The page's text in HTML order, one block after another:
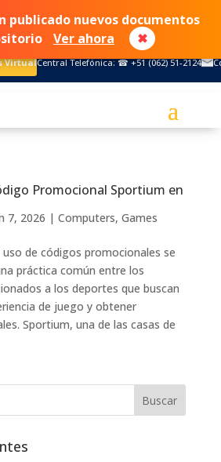
VirtualCentral Telefónica: ☎ +51 (062) 51-2124
Promocional Sportium en
7, 2026 | Computers, Games
uso de códigos promocionales se
práctica común entre los
a los deportes que buscan
de juego y obtener
Sportium, una de las casas de
publicado nuevos documentos
Ver ahora ✖